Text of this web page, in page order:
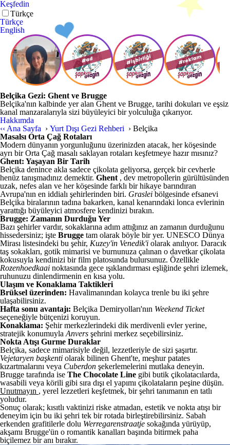
Keşfedin
Türkçe
Türkçe
English
Belçika Gezi: Ghent ve Brugge
Belçika'nın kalbinde yer alan Ghent ve Brugge, tarihi dokuları ve eşsiz
kanal manzaralarıyla sizi büyüleyici bir yolculuğa çıkarıyor.
Hakkımda
‹‹ Ana Sayfa › Yurt Dışı Gezi Rehberi › Belçika
Masalsı Orta Çağ Rotaları
Modern dünyanın yorgunluğunu üzerinizden atacak, her köşesinde
ayrı bir Orta Çağ masalı saklayan rotaları keşfetmeye hazır mısınız?
Ghent: Yaşayan Bir Tarih
Belçika denince akla sadece çikolata geliyorsa, gerçek bir cevherle
henüz tanışmadınız demektir. Ghent , dev metropollerin gürültüsünden
uzak, nefes alan ve her köşesinde farklı bir hikaye barındıran
Avrupa'nın en iddialı şehirlerinden biri. Graslei bölgesinde efsanevi
Belçika biralarının tadına bakarken, kanal kenarındaki lonca evlerinin
yarattığı büyüleyici atmosfere kendinizi bırakın.
Brugge: Zamanın Durduğu Yer
Bazı şehirler vardır, sokaklarına adım attığınız an zamanın durduğunu
hissedersiniz; işte Brugge tam olarak böyle bir yer. UNESCO Dünya
Mirası listesindeki bu şehir, Kuzey'in Venedik'i olarak anılıyor. Daracık
taş sokakları, gotik mimarisi ve burnunuza çalınan o davetkar çikolata
kokusuyla kendinizi bir film platosunda bulursunuz. Özellikle
Rozenhoedkaai noktasında gece ışıklandırması eşliğinde şehri izlemek,
ruhunuzu dinlendirmenin en kısa yolu.
Ulaşım ve Konaklama Taktikleri
Brüksel üzerinden: Havalimanından kolayca trenle bu iki şehre
ulaşabilirsiniz.
Hafta sonu avantajı: Belçika Demiryolları'nın Weekend Ticket
seçeneğiyle bütçenizi koruyun.
Konaklama: Şehir merkezlerindeki dik merdivenli evler yerine,
stratejik konumuyla Anvers şehrini merkez seçebilirsiniz.
Nokta Atışı Gurme Duraklar
Belçika, sadece mimarisiyle değil, lezzetleriyle de sizi şaşırtır.
Vejetaryen başkenti olarak bilinen Ghent'te, meşhur patates
kızartmalarını veya Cuberdon şekerlemelerini mutlaka deneyin.
Brugge tarafında ise The Chocolate Line gibi butik çikolatacılarda,
wasabili veya körili gibi sıra dışı el yapımı çikolataların peşine düşün.
Unutmayın , yerel lezzetleri keşfetmek, bir şehri tanımanın en tatlı
yoludur.
Sonuç olarak; kısıtlı vaktinizi riske atmadan, estetik ve nokta atışı bir
deneyim için bu iki şehri tek bir rotada birleştirebilirsiniz. Sabah
erkenden grafitilerle dolu Werregarenstraatje sokağında yürüyüp,
akşamı Brugge'ün o romantik kanalları başında bitirmek paha
biçilemez bir anı bırakır.